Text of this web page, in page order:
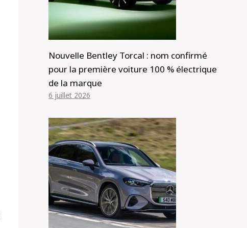
Nouvelle Bentley Torcal : nom confirmé
pour la première voiture 100 % électrique
de la marque
6 juillet 2026